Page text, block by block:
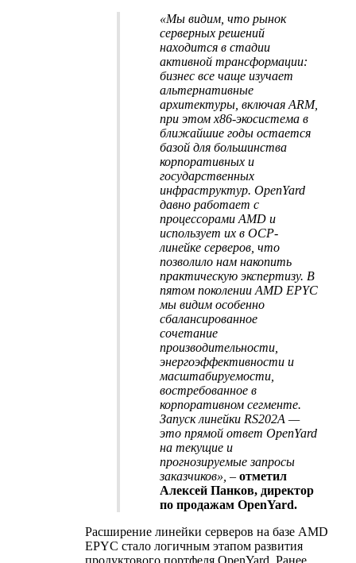
«Мы видим, что рынок
серверных решений
находится в стадии
активной трансформации:
бизнес все чаще изучает
альтернативные
архитектуры, включая ARM,
при этом x86-экосистема в
ближайшие годы остается
базой для большинства
корпоративных и
государственных
инфраструктур. OpenYard
давно работает с
процессорами AMD и
использует их в OCP-
линейке серверов, что
позволило нам накопить
практическую экспертизу. В
пятом поколении AMD EPYC
мы видим особенно
сбалансированное
сочетание
производительности,
энергоэффективности и
масштабируемости,
востребованное в
корпоративном сегменте.
Запуск линейки RS202A —
это прямой ответ OpenYard
на текущие и
прогнозируемые запросы
заказчиков», – отметил
Алексей Панков, директор
по продажам OpenYard.
Расширение линейки серверов на базе AMD
EPYC стало логичным этапом развития